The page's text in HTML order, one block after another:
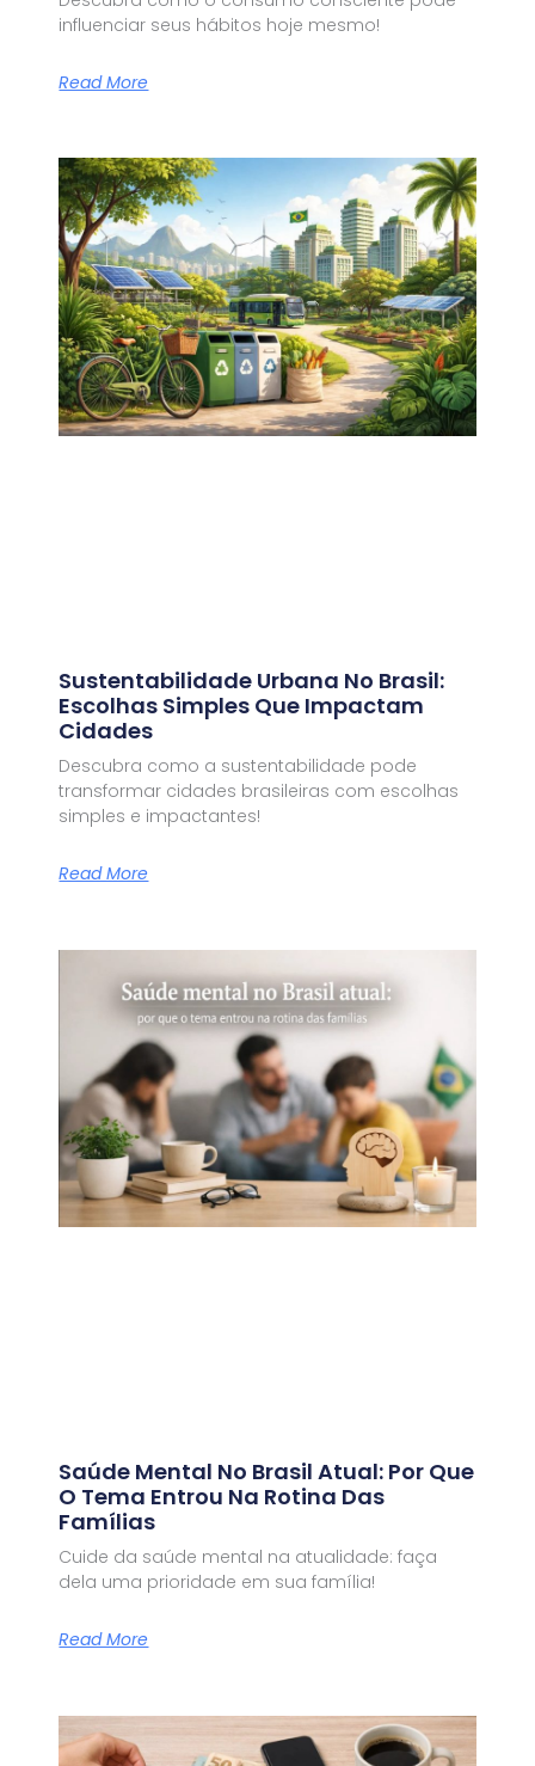
influenciar seus hábitos hoje mesmo!
Read More
Sustentabilidade Urbana No Brasil:
Escolhas Simples Que Impactam
Cidades
Descubra como a sustentabilidade pode
transformar cidades brasileiras com escolhas
simples e impactantes!
Read More
Saúde Mental No Brasil Atual: Por Que
O Tema Entrou Na Rotina Das
Famílias
Cuide da saúde mental na atualidade: faça
dela uma prioridade em sua família!
Read More